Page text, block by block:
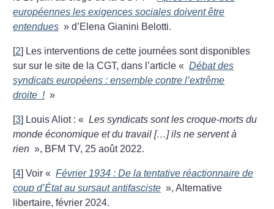
européennes les exigences sociales doivent être
entendues » d’Elena Gianini Belotti.
[2] Les interventions de cette journées sont disponibles
sur sur le site de la CGT, dans l’article « Débat des
syndicats européens : ensemble contre l’extrême
droite ! »
[3] Louis Aliot : « Les syndicats sont les croque-morts du
monde économique et du travail […] ils ne servent à
rien », BFM TV, 25 août 2022.
[4]Voir « Février 1934 : De la tentative réactionnaire de
coup d’État au sursaut antifasciste », Alternative
libertaire, février 2024.